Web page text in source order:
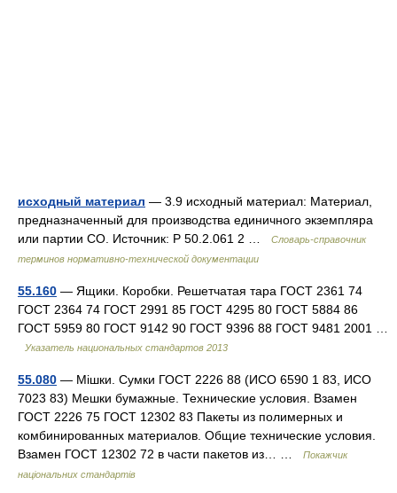
исходный материал — 3.9 исходный материал: Материал,
предназначенный для производства единичного экземпляра
или партии СО. Источник: Р 50.2.061 2 …
Словарь-справочник
терминов нормативно-технической документации
55.160 — Ящики. Коробки. Решетчатая тара ГОСТ 2361 74
ГОСТ 2364 74 ГОСТ 2991 85 ГОСТ 4295 80 ГОСТ 5884 86
ГОСТ 5959 80 ГОСТ 9142 90 ГОСТ 9396 88 ГОСТ 9481 2001 …
Указатель национальных стандартов 2013
55.080 — Мішки. Сумки ГОСТ 2226 88 (ИСО 6590 1 83, ИСО
7023 83) Мешки бумажные. Технические условия. Взамен
ГОСТ 2226 75 ГОСТ 12302 83 Пакеты из полимерных и
комбинированных материалов. Общие технические условия.
Взамен ГОСТ 12302 72 в части пакетов из… …
Покажчик
національних стандартів